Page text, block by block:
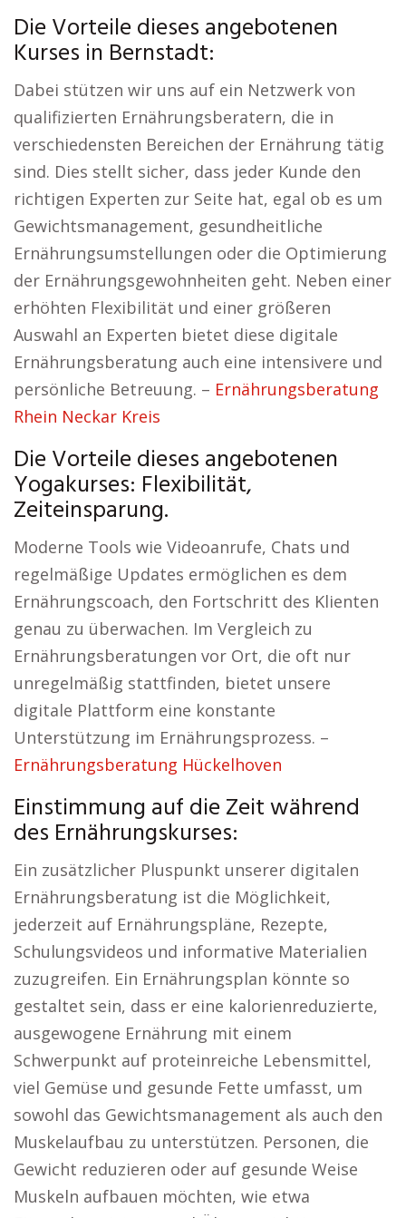
Die Vorteile dieses angebotenen
Kurses in Bernstadt:
Dabei stützen wir uns auf ein Netzwerk von
qualifizierten Ernährungsberatern, die in
verschiedensten Bereichen der Ernährung tätig
sind. Dies stellt sicher, dass jeder Kunde den
richtigen Experten zur Seite hat, egal ob es um
Gewichtsmanagement, gesundheitliche
Ernährungsumstellungen oder die Optimierung
der Ernährungsgewohnheiten geht. Neben einer
erhöhten Flexibilität und einer größeren
Auswahl an Experten bietet diese digitale
Ernährungsberatung auch eine intensivere und
persönliche Betreuung. – Ernährungsberatung
Rhein Neckar Kreis
Die Vorteile dieses angebotenen
Yogakurses: Flexibilität,
Zeiteinsparung.
Moderne Tools wie Videoanrufe, Chats und
regelmäßige Updates ermöglichen es dem
Ernährungscoach, den Fortschritt des Klienten
genau zu überwachen. Im Vergleich zu
Ernährungsberatungen vor Ort, die oft nur
unregelmäßig stattfinden, bietet unsere
digitale Plattform eine konstante
Unterstützung im Ernährungsprozess. –
Ernährungsberatung Hückelhoven
Einstimmung auf die Zeit während
des Ernährungskurses:
Ein zusätzlicher Pluspunkt unserer digitalen
Ernährungsberatung ist die Möglichkeit,
jederzeit auf Ernährungspläne, Rezepte,
Schulungsvideos und informative Materialien
zuzugreifen. Ein Ernährungsplan könnte so
gestaltet sein, dass er eine kalorienreduzierte,
ausgewogene Ernährung mit einem
Schwerpunkt auf proteinreiche Lebensmittel,
viel Gemüse und gesunde Fette umfasst, um
sowohl das Gewichtsmanagement als auch den
Muskelaufbau zu unterstützen. Personen, die
Gewicht reduzieren oder auf gesunde Weise
Muskeln aufbauen möchten, wie etwa